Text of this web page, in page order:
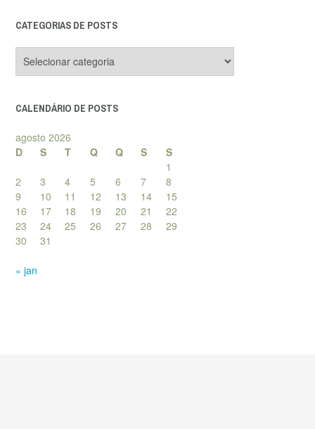
CATEGORIAS DE POSTS
de
CALENDÁRIO DE POSTS
agosto 2026
D
S T Q Q S
S
1
2
3 4 5 6 7
8
9
10 11 12 13 14
15
16
17 18 19 20 21
22
23
24 25 26 27 28
29
30
31
« jan